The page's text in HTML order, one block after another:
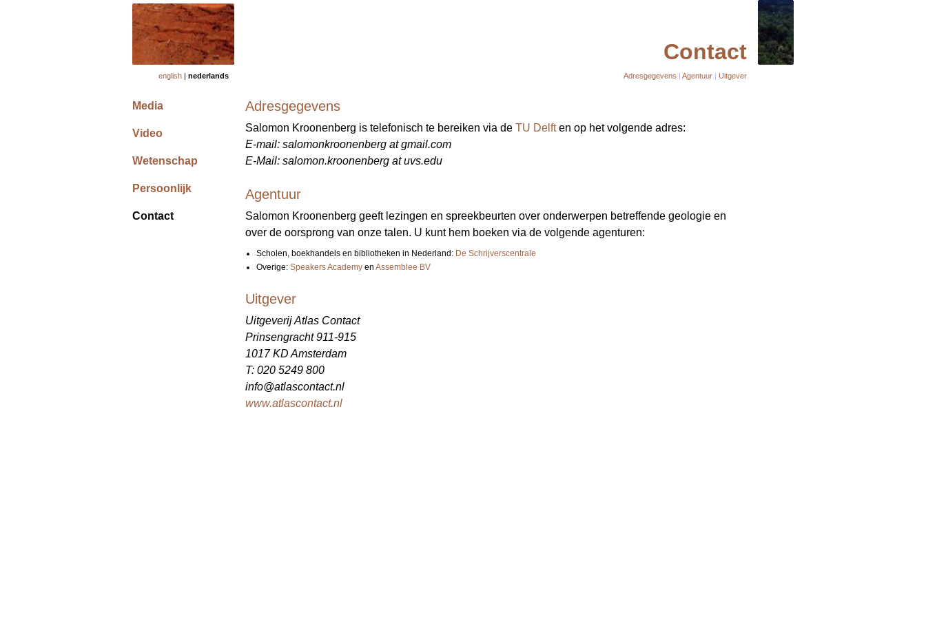
Contact
english | nederlands
Media
Video
Wetenschap
Persoonlijk
Contact
Adresgegevens | Agentuur | Uitgever
Adresgegevens
Salomon Kroonenberg is telefonisch te bereiken via de TU Delften op het volgende adres:
E-mail: salomonkroonenberg at gmail.com
E-Mail: salomon.kroonenberg at uvs.edu
Agentuur
Salomon Kroonenberg geeft lezingen en spreekbeurten over onderwerpen betreffende geologie en
over de oorsprong van onze talen. U kunt hem boeken via de volgende agenturen:
Scholen, boekhandels en bibliotheken in Nederland: De Schrijverscentrale
Overige: Speakers Academy en Assemblee BV
Uitgever
Uitgeverij Atlas Contact
Prinsengracht 911-915
1017 KD Amsterdam
T: 020 5249 800
info@atlascontact.nl
www.atlascontact.nl